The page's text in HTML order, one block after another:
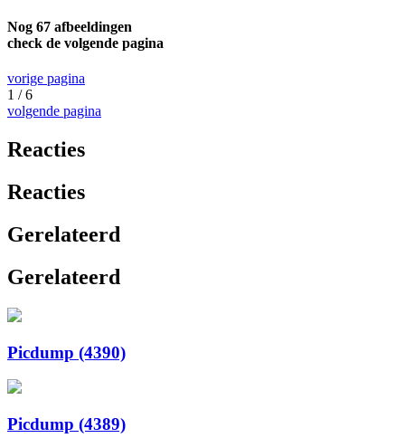
Nog 67 afbeeldingen
check de volgende pagina
vorige pagina
1 / 6
volgende pagina
Reacties
Reacties
Gerelateerd
Gerelateerd
Picdump (4390)
Picdump (4389)